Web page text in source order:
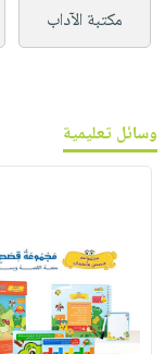
مكتبة الآداب
وسائل تعليمية